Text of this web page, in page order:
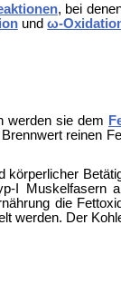
, bei
undω-
werden sie dem
Brennwert reinen
I
die
Der